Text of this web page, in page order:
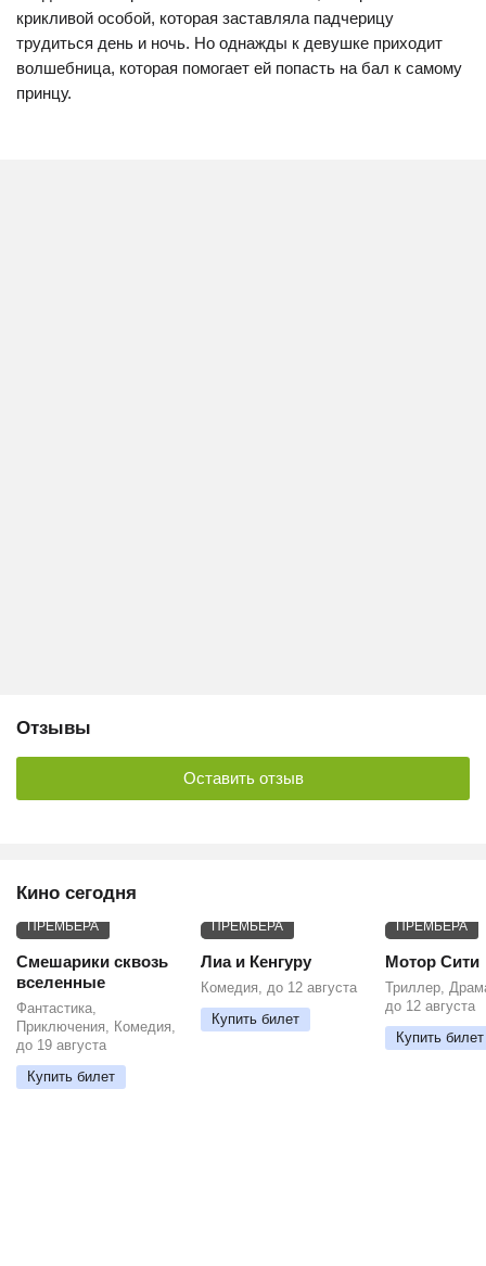
крикливой особой, которая заставляла падчерицу
трудиться день и ночь. Но однажды к девушке приходит
волшебница, которая помогает ей попасть на бал к самому
принцу.
Отзывы
Оставить отзыв
Кино сегодня
ПРЕМЬЕРА
Смешарики сквозь
вселенные
Фантастика,
Приключения, Комедия,
до 19 августа
Купить билет
ПРЕМЬЕРА
Лиа и Кенгуру
Комедия, до 12 августа
Купить билет
ПРЕМЬЕРА
Мотор Сити
Триллер,
до 12 августа
Купить билет